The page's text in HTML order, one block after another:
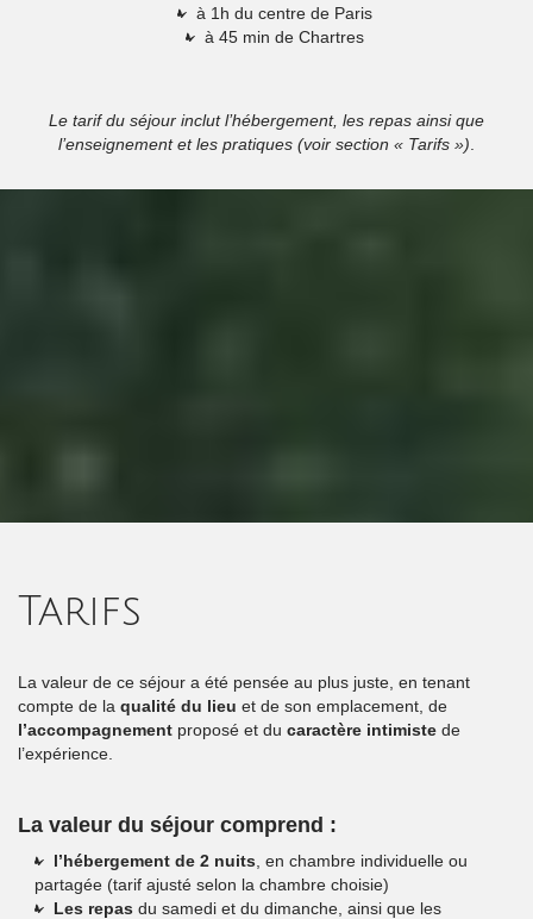
à 1h du centre de Paris
à 45 min de Chartres
Le tarif du séjour inclut l’hébergement, les repas ainsi que
l’enseignement et les pratiques (voir section « Tarifs »)
Tarifs
La valeur de ce séjour a été pensée au plus juste, en tenant
compte de la qualité du lieu et de son emplacement, de
l’accompagnement proposé et du caractère intimiste de
l’expérience.
La valeur du séjour comprend :
l’hébergement de 2 nuits , en chambre individuelle ou
partagée (tarif ajusté selon la chambre choisie)
Les repas du samedi et du dimanche, ainsi que les